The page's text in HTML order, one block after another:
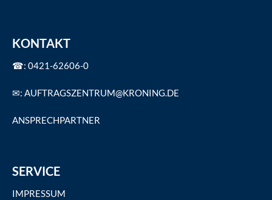
KONTAKT
☎: 0421-62606-0
✉: AUFTRAGSZENTRUM@KRONING.DE
ANSPRECHPARTNER
SERVICE
IMPRESSUM